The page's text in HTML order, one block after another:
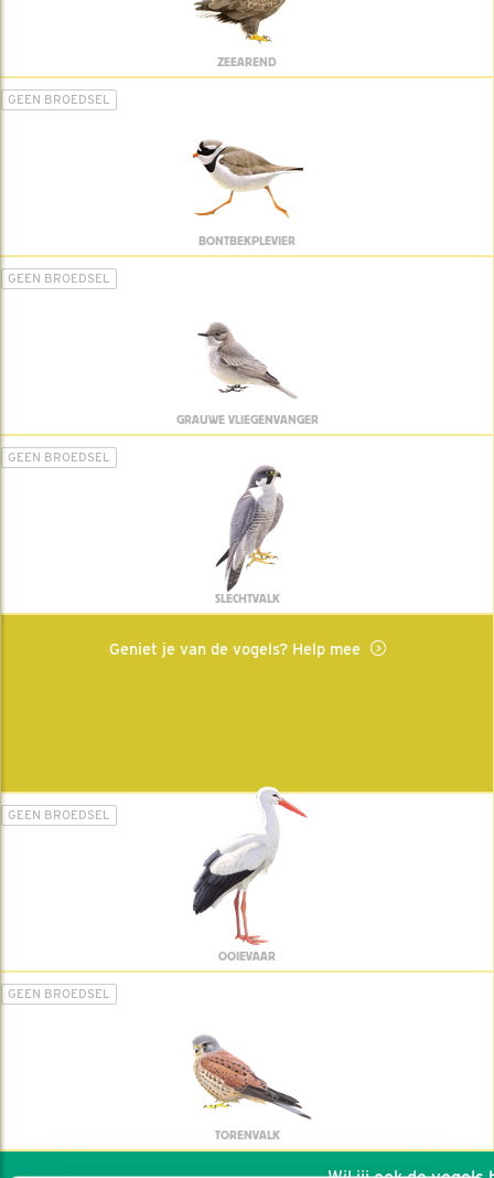
ZEEAREND
GEEN BROEDSEL
BONTBEKPLEVIER
GEEN BROEDSEL
GRAUWE VLIEGENVANGER
GEEN BROEDSEL
SLECHTVALK
Geniet je van de vogels? Help mee
GEEN BROEDSEL
OOIEVAAR
GEEN BROEDSEL
TORENVALK